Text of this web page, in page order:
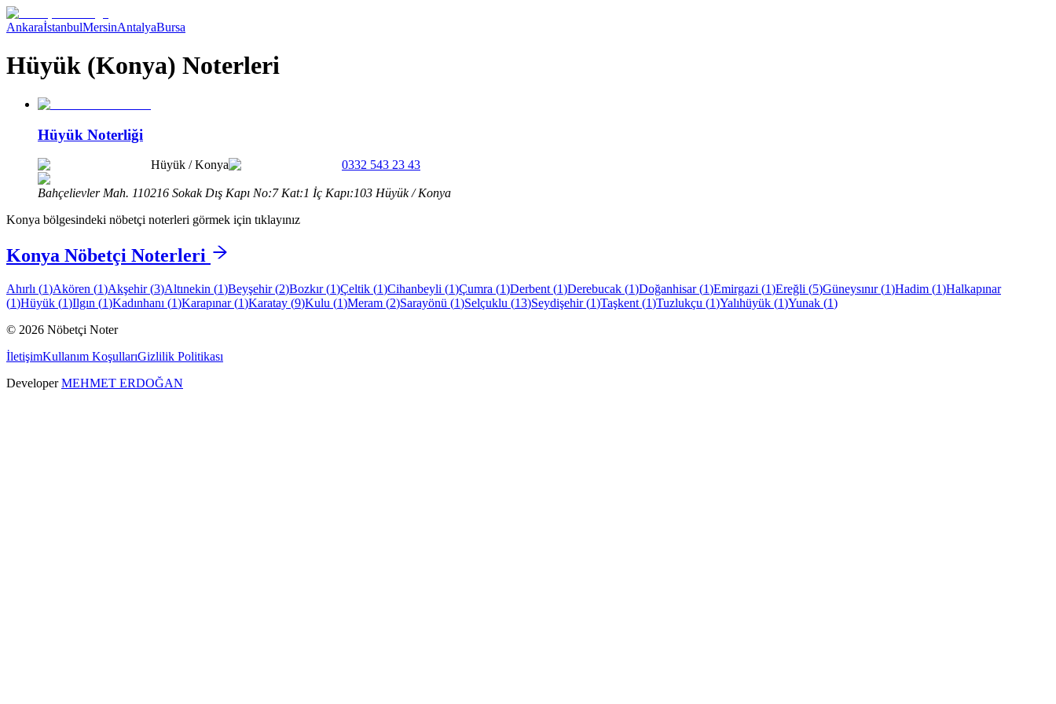
AnkaraİstanbulMersinAntalyaBursa
Hüyük (Konya) Noterleri
Hüyük Noterliği
Hüyük /Konya 0332 543 23 43
Bahçelievler Mah. 110216 Sokak Dış Kapı No:7 Kat:1 İç Kapı:103 Hüyük / Konya
Konya bölgesindeki nöbetçi noterleri görmek için tıklayınız
Konya Nöbetçi Noterleri
Ahırlı (1)Akören (1)Akşehir(3)Altınekin (1)Beyşehir(2)Bozkır(1)Çeltik (1)Cihanbeyli (1)Çumra (1)Derbent (1)Derebucak (1)Doğanhisar(1)Emirgazi (1)Ereğli (5)Güneysınır(1)Hadim (1)Halkapınar
(1)Hüyük (1)Ilgın (1)Kadınhanı (1)Karapınar(1)Karatay (9)Kulu (1)Meram (2)Sarayönü (1)Selçuklu (13)Seydişehir(1)Taşkent (1)Tuzlukçu (1)Yalıhüyük (1)Yunak (1)
© 2026 Nöbetçi Noter
İletişimKullanım KoşullarıGizlilik Politikası
DeveloperMEHMET ERDOĞAN